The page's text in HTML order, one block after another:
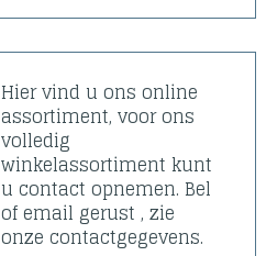
Hier vind u ons online
assortiment, voor ons
volledig
winkelassortiment kunt
u contact opnemen. Bel
of email gerust , zie
onze contactgegevens.